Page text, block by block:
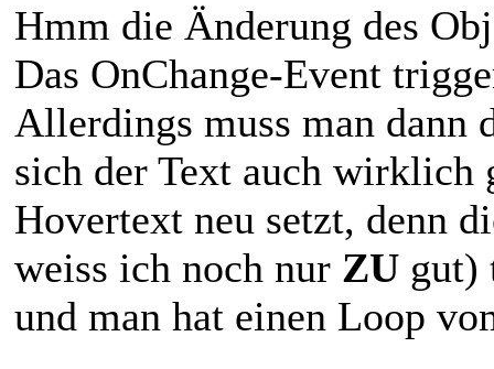
Hmm die Änderung des
Das OnChange-Event
Allerdings muss man dann
sich der Text auch wirklich
Hovertext neu setzt, denn
weiss ich noch nur ZU gut)
und man hat einen Loop